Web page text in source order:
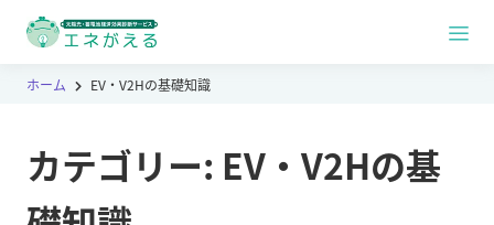
ホーム EV・V2Hの基礎知識
カテゴリー: EV・V2Hの基